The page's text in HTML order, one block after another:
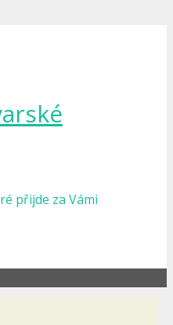
přijde za Vámi